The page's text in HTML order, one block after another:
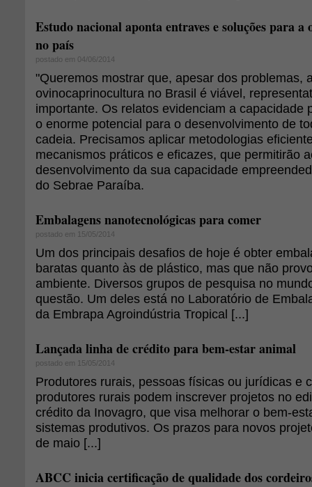
Estudo nacional aponta entraves e soluções para
no país
postado em 04/06/2014
"Queremos mostrar que, apesar dos problemas,
ovinocaprinocultura no Brasil é viável,
importante. Os relatos evidenciam a capacidade
o enorme potencial para o desenvolvimento de
cadeia. Precisamos aplicar metodologias
mecanismos práticos e eficazes, que permitirão
desenvolvimento da sua capacidade
do Sebrae Paraíba.
Embalagens nanotecnológicas para comer
postado em 15/05/2014
Um dos principais desafios de hoje é obter
baratas quanto às de plástico, mas que não
ambiente. Diversos grupos de pesquisa no
questão. Um deles está no Laboratório de
da Embrapa Agroindústria Tropical [...]
Lançada linha de crédito para bem-estar animal
postado em 15/05/2014
Produtores rurais, pessoas físicas ou jurídicas e
produtores rurais podem inscrever projetos no
crédito da Inovagro, que visa melhorar o bem-
sistemas produtivos. Os prazos para novos
de maio [...]
ABCC inicia certificação de qualidade dos